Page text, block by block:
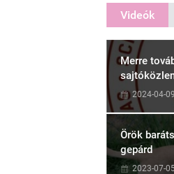
Videók
Merre
2024-04-09
Örök
gepárd
2023-07-